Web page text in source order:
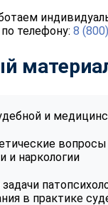
телефону: 8
и
и наркологии
в практике